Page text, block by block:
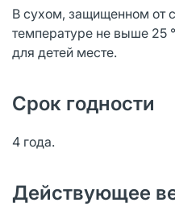
В сухом, защищенном от
температуре не выше 25
для детей месте.
Срок годности
4 года.
Действующее